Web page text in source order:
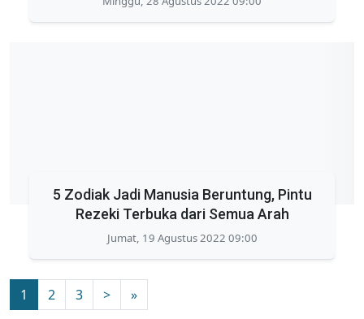
5 Zodiak Jadi Manusia Beruntung, Pintu
Rezeki Terbuka dari Semua Arah
Jumat, 19 Agustus 2022 09:00
1 2 3 > »